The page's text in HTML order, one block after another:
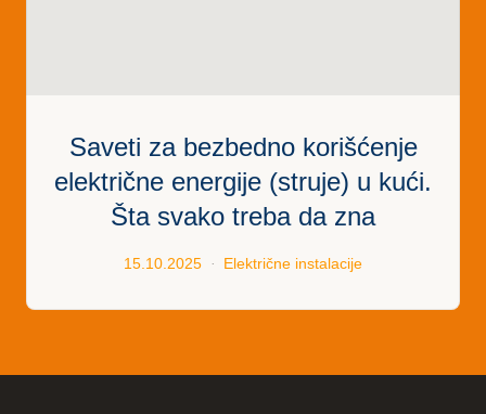
Saveti za bezbedno korišćenje
električne energije (struje) u kući.
Šta svako treba da zna
15.10.2025 Električne instalacije